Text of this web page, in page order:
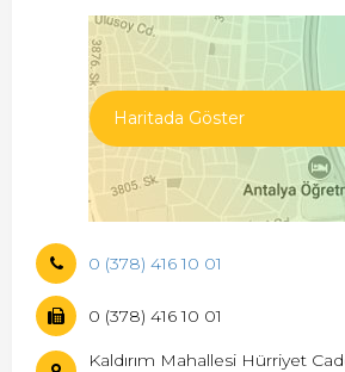
Haritada Göster
0 (378) 416 10 01
0 (378) 416 10 01
Kaldırım Mahallesi Hürriyet